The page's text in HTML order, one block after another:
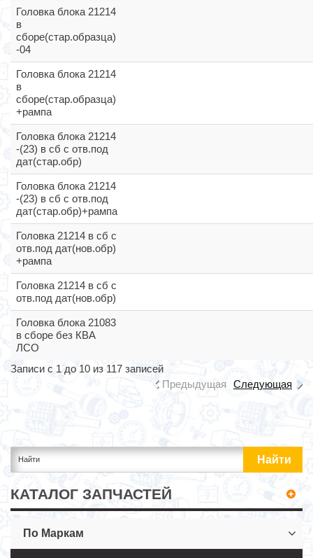
Головка блока 21214
в
сборе(стар.образца)
-04
Головка блока 21214
в
сборе(стар.образца)
+рампа
Головка блока 21214
-(23) в сб с отв.под
дат(стар.обр)
Головка блока 21214
-(23) в сб с отв.под
дат(стар.обр)+рампа
Головка 21214 в сб с
отв.под дат(нов.обр)
+рампа
Головка 21214 в сб с
отв.под дат(нов.обр)
Головка блока 21083
в сборе без КВА
ЛСО
Записи с 1 до 10 из 117 записей
Предыдущая
Следующая
КАТАЛОГ ЗАПЧАСТЕЙ
По Маркам